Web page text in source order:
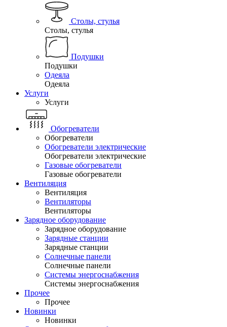
Столы, стулья
Столы, стулья
Подушки
Подушки
Одеяла
Одеяла
Услуги
Услуги
Обогреватели
Обогреватели
Обогреватели электрические
Обогреватели электрические
Газовые обогреватели
Газовые обогреватели
Вентиляция
Вентиляция
Вентиляторы
Вентиляторы
Зарядное оборудование
Зарядное оборудование
Зарядные станции
Зарядные станции
Солнечные панели
Солнечные панели
Системы энергоснабжения
Системы энергоснабжения
Прочее
Прочее
Новинки
Новинки